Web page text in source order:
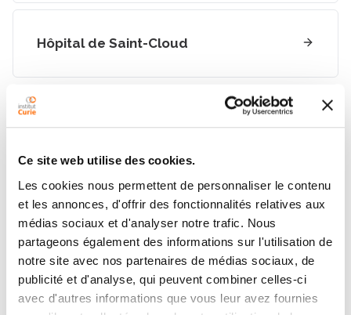
Ce site web utilise des cookies.
Les cookies nous permettent de personnaliser le contenu
et les annonces, d'offrir des fonctionnalités relatives aux
médias sociaux et d'analyser notre trafic. Nous
partageons également des informations sur l'utilisation de
notre site avec nos partenaires de médias sociaux, de
publicité et d'analyse, qui peuvent combiner celles-ci
avec d'autres informations que vous leur avez fournies
Hôpital de Saint-Cloud
Pour une première
consultation
Il s’agit souvent d’une consultation de diagnostic qui
nécessite parfois la réalisation d’examens
complémentaires (radiologies, examens biologiques)